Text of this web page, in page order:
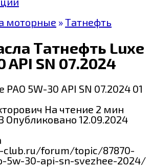
моторные »Татнефть
Татнефть Luxe
API SN 07.2024
На чтение 2 мин
Опубликовано 12.09.2024
forum/topic/87870-
5w-30-api-sn-svezhee-2024/